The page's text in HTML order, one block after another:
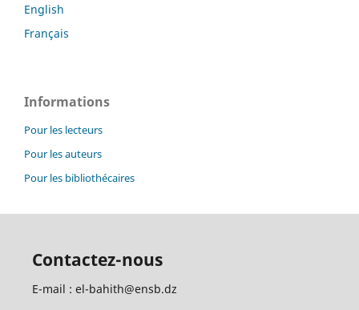
English
Français
Informations
Pour les lecteurs
Pour les auteurs
Pour les bibliothécaires
Contactez-nous
E-mail : el-bahith@ensb.dz